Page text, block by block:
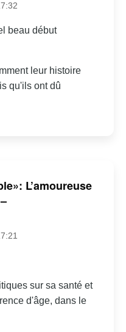
beau début
leur histoire
qu'ils ont dû
L’amoureuse
sur sa santé et
d'âge, dans le